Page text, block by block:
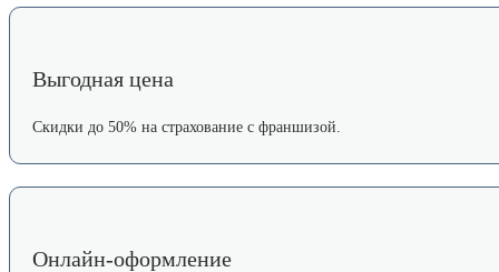
Выгодная цена
Скидки до 50% на страхование с франшизой.
Онлайн-оформление